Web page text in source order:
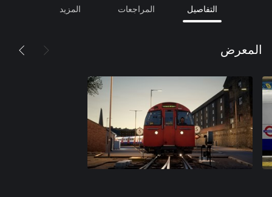
التفاصيل المراجعات المزيد
المعرض